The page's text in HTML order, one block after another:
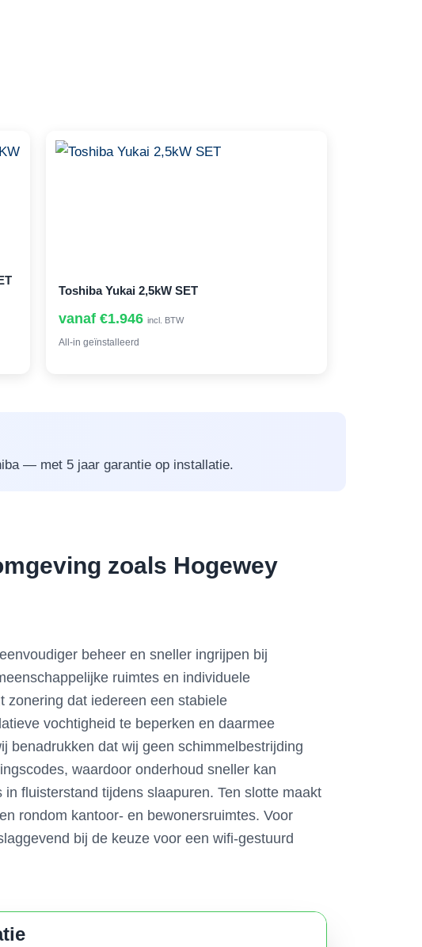
Toshiba Yukai 2,5kW SET
vanaf €1.946 incl. BTW
All-in geïnstalleerd
— met 5 jaar garantie op installatie.
zoals Hogewey
beheer en sneller ingrijpen bij
ruimtes en individuele
zonering dat iedereen een stabiele
vochtigheid te beperken en daarmee
benadrukken dat wij geen schimmelbestrijding
waardoor onderhoud sneller kan
fluisterstand tijdens slaapuren. Ten slotte maakt
rondom kantoor- en bewonersruimtes. Voor
bij de keuze voor een wifi-gestuurd